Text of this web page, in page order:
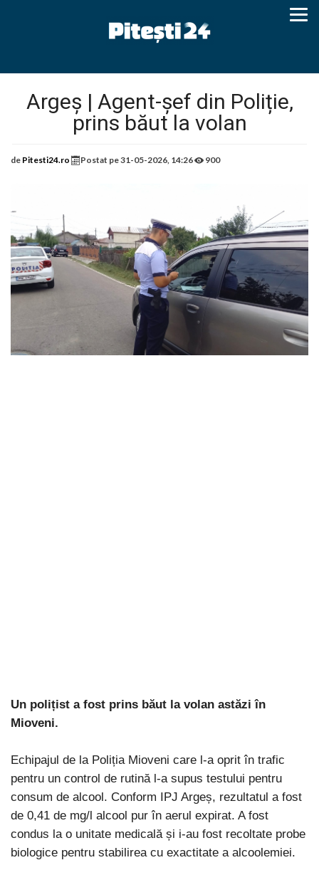
Argeș | Agent-șef din Poliție,
prins băut la volan
de Pitesti24.ro Postat pe31-05-2026, 14:26 900
Un polițist a fost prins băut la volan astăzi în
Mioveni.
Echipajul de la Poliția Mioveni care l-a oprit în trafic
pentru un control de rutină l-a supus testului pentru
consum de alcool. Conform IPJ Argeș, rezultatul a fost
de 0,41 de mg/l alcool pur în aerul expirat. A fost
condus la o unitate medicală și i-au fost recoltate probe
biologice pentru stabilirea cu exactitate a alcoolemiei.